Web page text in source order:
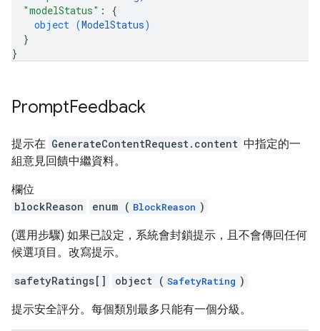
"modelStatus" : {
object (ModelStatus)
}
}
PromptFeedback
提示在 GenerateContentRequest.content 中指定的一
組意見回饋中繼資料。
欄位
blockReason
enum ( BlockReason )
(選用步驟) 如果已設定，系統會封鎖提示，且不會傳回任何
候選項目。改寫提示。
safetyRatings[] object ( SafetyRating )
提示安全評分。每個類別最多只能有一個分級。